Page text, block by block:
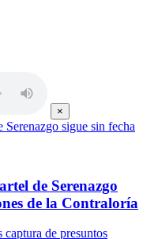
×
de Serenazgo
de la Contraloría